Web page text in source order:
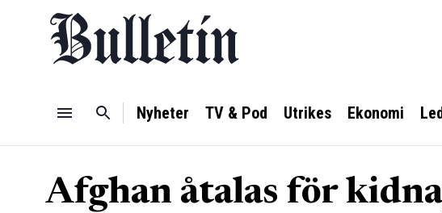
Nyheter TV & Pod Utrikes Ekonomi
Afghan åtalas för